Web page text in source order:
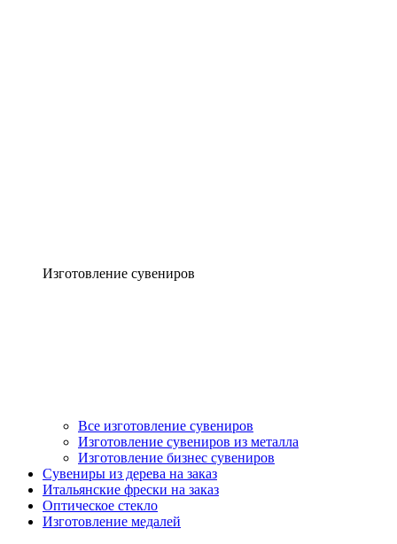
Изготовление сувениров
Все изготовление сувениров
Изготовление сувениров из металла
Изготовление бизнес сувениров
Сувениры из дерева на заказ
Итальянские фрески на заказ
Оптическое стекло
Изготовление медалей